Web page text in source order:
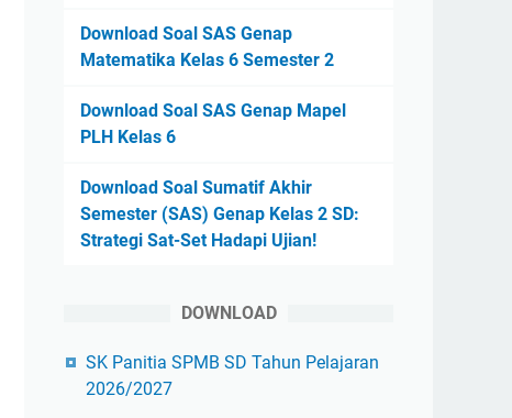
Download Soal SAS Genap
Matematika Kelas 6 Semester 2
Download Soal SAS Genap Mapel
PLH Kelas 6
Download Soal Sumatif Akhir
Semester (SAS) Genap Kelas 2 SD:
Strategi Sat-Set Hadapi Ujian!
DOWNLOAD
SK Panitia SPMB SD Tahun Pelajaran
2026/2027